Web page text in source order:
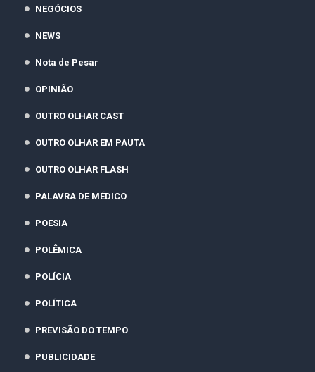
NEGÓCIOS
NEWS
Nota de Pesar
OPINIÃO
OUTRO OLHAR CAST
OUTRO OLHAR EM PAUTA
OUTRO OLHAR FLASH
PALAVRA DE MÉDICO
POESIA
POLÊMICA
POLÍCIA
POLÍTICA
PREVISÃO DO TEMPO
PUBLICIDADE